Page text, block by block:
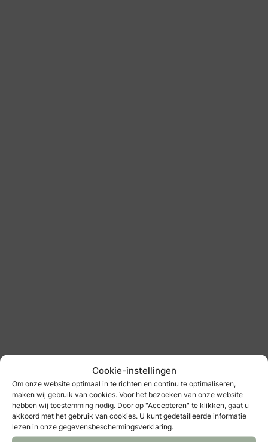
Cookie-instellingen
Om onze website optimaal in te richten en continu te optimaliseren,
maken wij gebruik van cookies. Voor het bezoeken van onze website
hebben wij toestemming nodig. Door op "Accepteren" te klikken, gaat u
akkoord met het gebruik van cookies. U kunt gedetailleerde informatie
lezen in onze gegevensbeschermingsverklaring.
Pippi Bruidsboutique
bruidsmode